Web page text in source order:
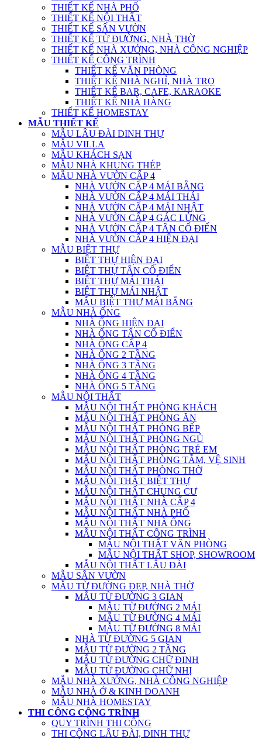
THIẾT KẾ NHÀ PHỐ
THIẾT KẾ NỘI THẤT
THIẾT KẾ SÂN VƯỜN
THIẾT KẾ TỪ ĐƯỜNG, NHÀ THỜ
THIẾT KẾ NHÀ XƯỞNG, NHÀ CÔNG NGHIỆP
THIẾT KẾ CÔNG TRÌNH
THIẾT KẾ VĂN PHÒNG
THIẾT KẾ NHÀ NGHỈ, NHÀ TRỌ
THIẾT KẾ BAR, CAFE, KARAOKE
THIẾT KẾ NHÀ HÀNG
THIẾT KẾ HOMESTAY
MẪU THIẾT KẾ
MẪU LÂU ĐÀI DINH THỰ
MẪU VILLA
MẪU KHÁCH SẠN
MẪU NHÀ KHUNG THÉP
MẪU NHÀ VƯỜN CẤP 4
NHÀ VƯỜN CẤP 4 MÁI BẰNG
NHÀ VƯỜN CẤP 4 MÁI THÁI
NHÀ VƯỜN CẤP 4 MÁI NHẬT
NHÀ VƯỜN CẤP 4 GÁC LỬNG
NHÀ VƯỜN CẤP 4 TÂN CỔ ĐIỂN
NHÀ VƯỜN CẤP 4 HIỆN ĐẠI
MẪU BIỆT THỰ
BIỆT THỰ HIỆN ĐẠI
BIỆT THỰ TÂN CỔ ĐIỂN
BIỆT THỰ MÁI THÁI
BIỆT THỰ MÁI NHẬT
MẪU BIỆT THỰ MÁI BẰNG
MẪU NHÀ ỐNG
NHÀ ỐNG HIỆN ĐẠI
NHÀ ỐNG TÂN CỔ ĐIỂN
NHÀ ỐNG CẤP 4
NHÀ ỐNG 2 TẦNG
NHÀ ỐNG 3 TẦNG
NHÀ ỐNG 4 TẦNG
NHÀ ỐNG 5 TẦNG
MẪU NỘI THẤT
MẪU NỘI THẤT PHÒNG KHÁCH
MẪU NỘI THẤT PHÒNG ĂN
MẪU NỘI THẤT PHÒNG BẾP
MẪU NỘI THẤT PHÒNG NGỦ
MẪU NỘI THẤT PHÒNG TRẺ EM
MẪU NỘI THẤT PHÒNG TẮM, VỆ SINH
MẪU NỘI THẤT PHÒNG THỜ
MẪU NỘI THẤT BIỆT THỰ
MẪU NỘI THẤT CHUNG CƯ
MẪU NỘI THẤT NHÀ CẤP 4
MẪU NỘI THẤT NHÀ PHỐ
MẪU NỘI THẤT NHÀ ỐNG
MẪU NỘI THẤT CÔNG TRÌNH
MẪU NỘI THẤT VĂN PHÒNG
MẪU NỘI THẤT SHOP, SHOWROOM
MẪU NỘI THẤT LÂU ĐÀI
MẪU SÂN VƯỜN
MẪU TỪ ĐƯỜNG ĐẸP, NHÀ THỜ
MẪU TỪ ĐƯỜNG 3 GIAN
MẪU TỪ ĐƯỜNG 2 MÁI
MẪU TỪ ĐƯỜNG 4 MÁI
MẪU TỪ ĐƯỜNG 8 MÁI
NHÀ TỪ ĐƯỜNG 5 GIAN
MẪU TỪ ĐƯỜNG 2 TẦNG
MẪU TỪ ĐƯỜNG CHỮ ĐINH
MẪU TỪ ĐƯỜNG CHỮ NHỊ
MẪU NHÀ XƯỞNG, NHÀ CÔNG NGHIỆP
MẪU NHÀ Ở & KINH DOANH
MẪU NHÀ HOMESTAY
THI CÔNG CÔNG TRÌNH
QUY TRÌNH THI CÔNG
THI CÔNG LÂU ĐÀI, DINH THỰ